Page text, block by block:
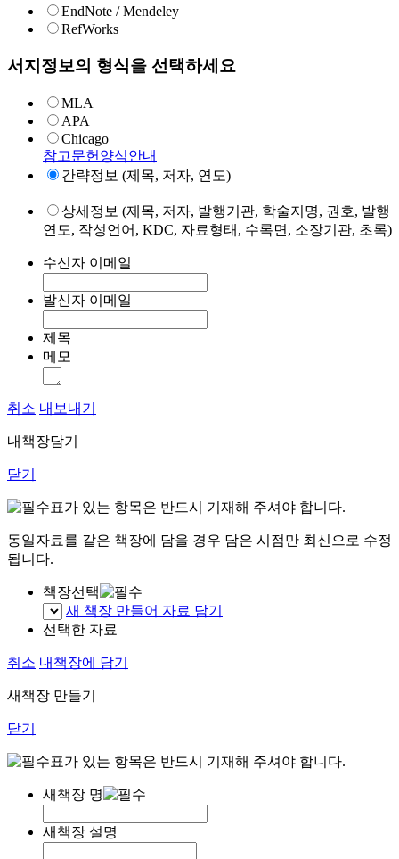
EndNote / Mendeley
RefWorks
서지정보의 형식을 선택하세요
MLA
APA
Chicago
참고문헌양식안내
간략정보 (제목, 저자, 연도)
상세정보 (제목, 저자, 발행기관, 학술지명, 권호, 발행
연도, 작성언어, KDC, 자료형태, 수록면, 소장기관, 초록)
수신자 이메일
발신자 이메일
제목
메모
취소 내보내기
내책장담기
닫기
표가 있는 항목은 반드시 기재해 주셔야 합니다.
동일자료를 같은 책장에 담을 경우 담은 시점만 최신으로 수정
됩니다.
책장선택
새 책장 만들어 자료 담기
선택한 자료
취소 내책장에 담기
새책장 만들기
닫기
표가 있는 항목은 반드시 기재해 주셔야 합니다.
새책장 명
새책장 설명